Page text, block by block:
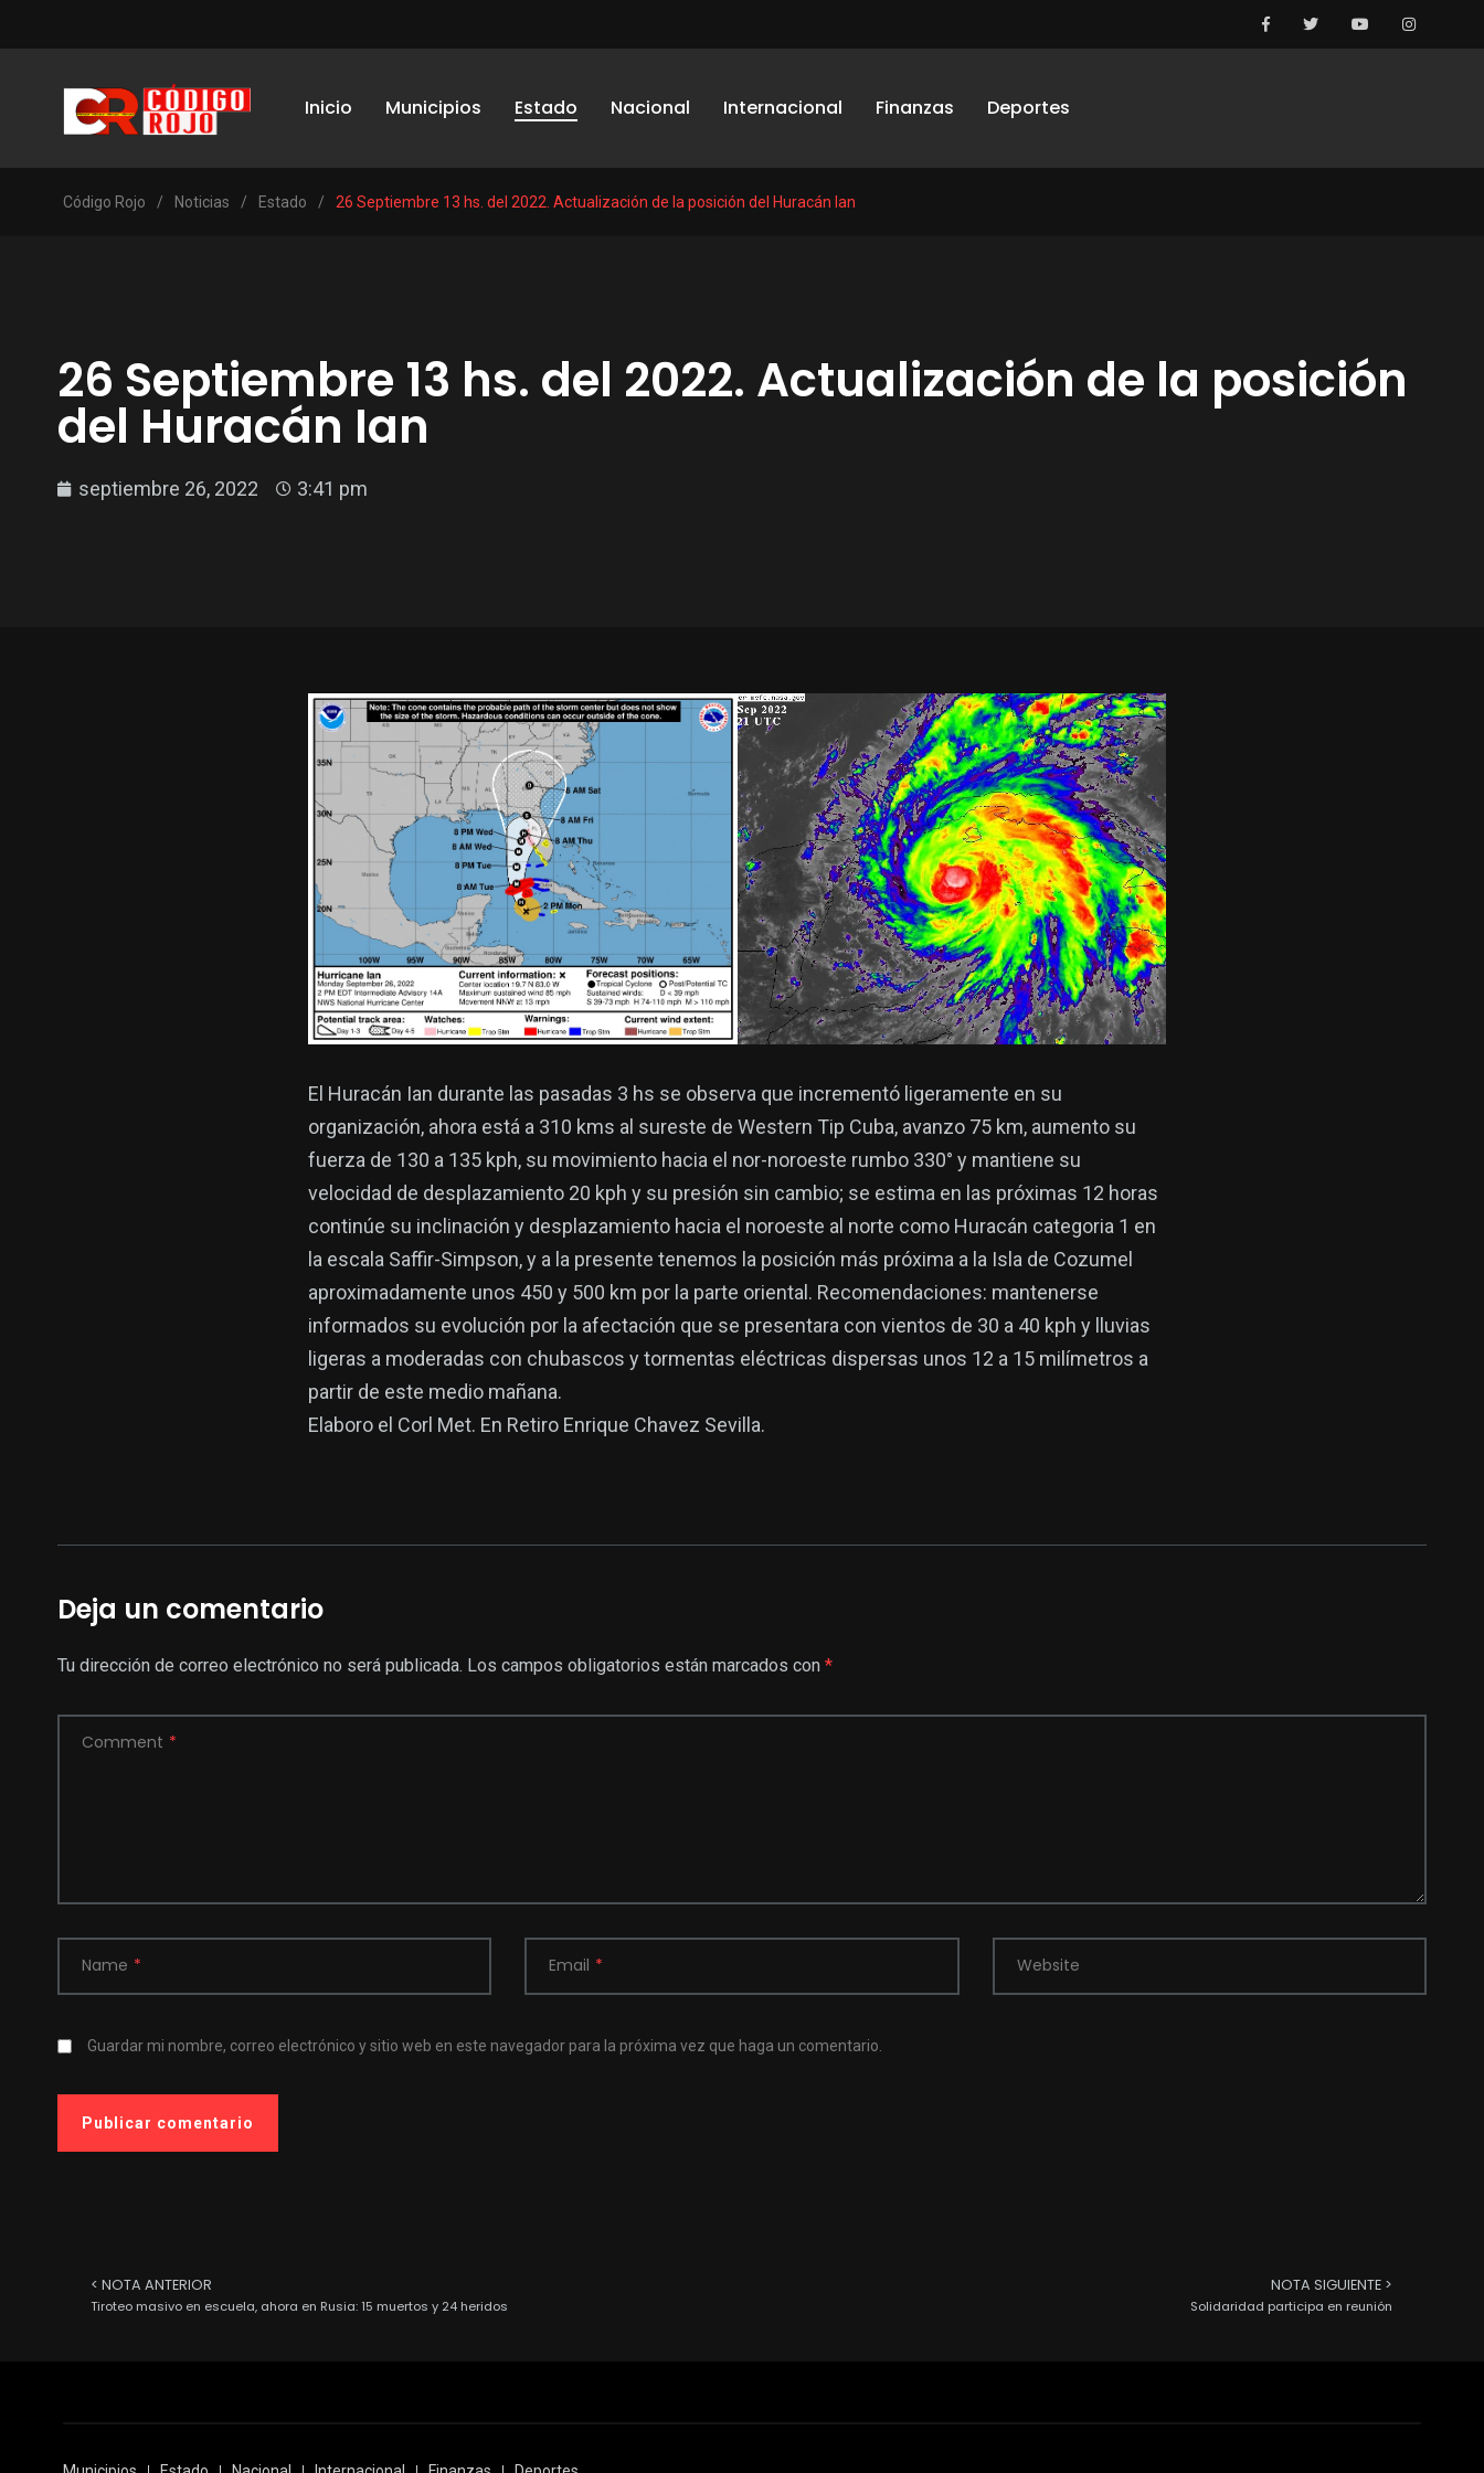
Inicio Municipios Estado Nacional Internacional Finanzas Deportes
Código Rojo / Noticias / Estado / 26 Septiembre 13 hs. del 2022. Actualización de la posición del Huracán Ian
26 Septiembre 13 hs. del 2022. Actualización de la posición
del Huracán Ian
septiembre 26, 2022 3:41 pm
El Huracán Ian durante las pasadas 3 hs se observa que incrementó ligeramente en su
organización, ahora está a 310 kms al sureste de Western Tip Cuba, avanzo 75 km, aumento su
fuerza de 130 a 135 kph, su movimiento hacia el nor-noroeste rumbo 330° y mantiene su
velocidad de desplazamiento 20 kph y su presión sin cambio; se estima en las próximas 12 horas
continúe su inclinación y desplazamiento hacia el noroeste al norte como Huracán categoria 1 en
la escala Saffir-Simpson, y a la presente tenemos la posición más próxima a la Isla de Cozumel
aproximadamente unos 450 y 500 km por la parte oriental. Recomendaciones: mantenerse
informados su evolución por la afectación que se presentara con vientos de 30 a 40 kph y lluvias
ligeras a moderadas con chubascos y tormentas eléctricas dispersas unos 12 a 15 milímetros a
partir de este medio mañana.
Elaboro el Corl Met. En Retiro Enrique Chavez Sevilla.
Deja un comentario
Tu dirección de correo electrónico no será publicada. Los campos obligatorios están marcados con *
Comment *
Name * Email * Website
Guardar mi nombre, correo electrónico y sitio web en este navegador para la próxima vez que haga un comentario.
< NOTA ANTERIOR
Tiroteo masivo en escuela, ahora en Rusia: 15 muertos y 24 heridos
NOTA SIGUIENTE >
Solidaridad participa en reunión